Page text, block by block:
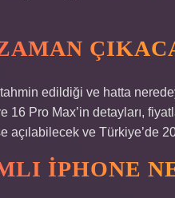
edildiği ve hatta
16 Pro Max’in detayları,
açılabilecek ve Türkiye’de
IPHONE